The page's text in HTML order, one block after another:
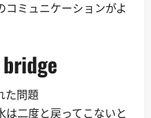
コミュニケーションがよ
た問題
は二度と戻ってこないと